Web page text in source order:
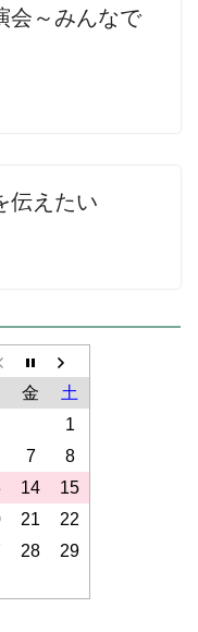
～みんなで
伝えたい
金
土
1
7
8
14
15
21
22
28
29